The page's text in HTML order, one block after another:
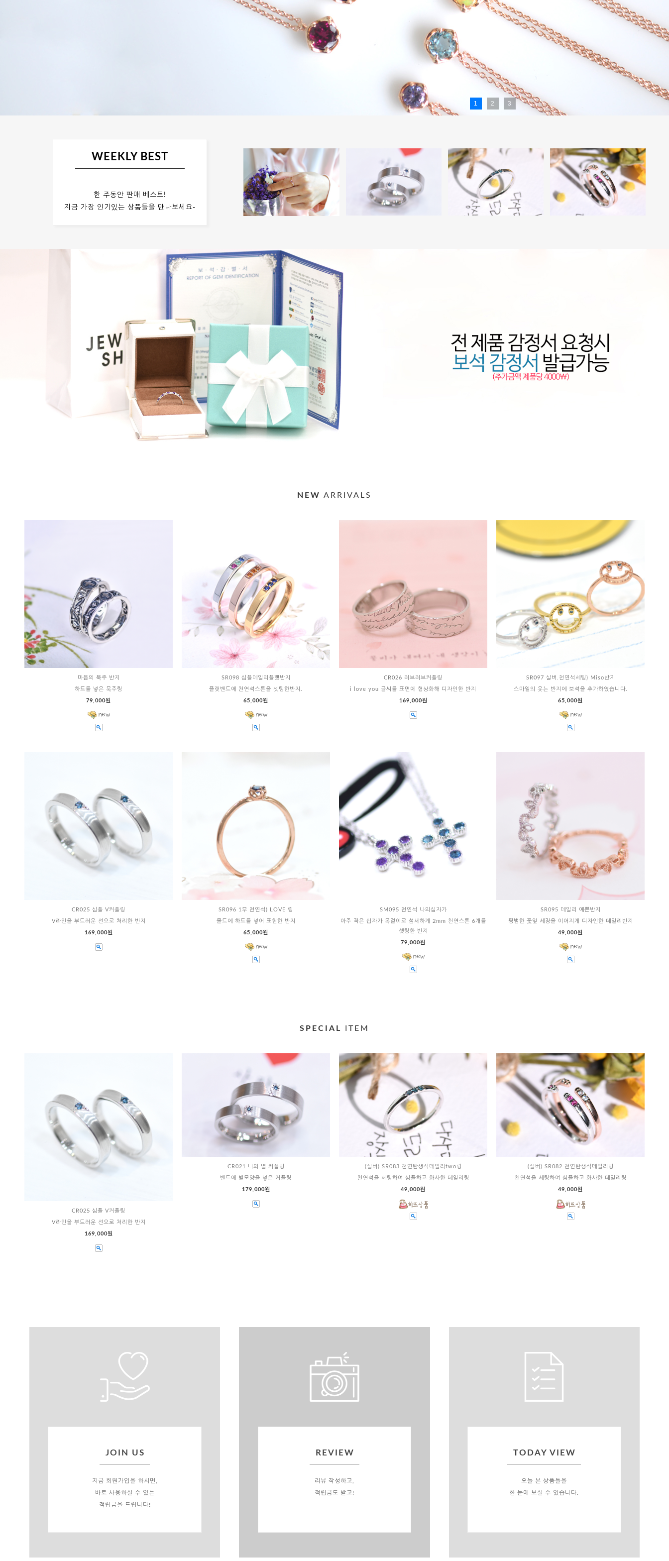
1 2 3
WEEKLY BEST
한 주동안 판매 베스트!
지금 가장 인기있는 상품들을 만나보세요-
NEW ARRIVALS
마음의 묵주 반지
하트를 넣은 묵주링
79,000원
SR098 심플데일리플랫반지
플랫밴드에 천연석스톤을 셋팅한반지.
65,000원
CR026 러브러브커플링
i love you 글씨를 표면에 형상화해 디자인한 반지
169,000원
SR097 실버.천연석세팅) Miso반지
스마일의 웃는 반지에 보석을 추가하였습니다.
65,000원
CR025 심플 V커플링
V라인을 부드러운 선으로 처리한 반지
169,000원
SR096 1부 천연석) LOVE 링
몰드에 하트를 넣어 표현한 반지
65,000원
SM095 천연석 나의십자가
아주 작은 십자가 목걸이로 섬세하게 2mm 천연스톤 6개를
셋팅한 반지
79,000원
SR095 데일리 예쁜반지
평범한 꽃잎 세장을 이어지게 디자인한 데일리반지
49,000원
SPECIAL ITEM
CR025 심플 V커플링
V라인을 부드러운 선으로 처리한 반지
169,000원
CR021 나의 별 커플링
밴드에 별모양을 넣은 커플링
179,000원
(실버) SR083 천연탄생석데일리two링
천연석을 세팅하여 심플하고 화사한 데일리링
49,000원
(실버) SR082 천연탄생석데일리링
천연석을 세팅하여 심플하고 화사한 데일리링
49,000원
JOIN US
지금 회원가입을 하시면,
바로 사용하실 수 있는
적립금을 드립니다!
REVIEW
리뷰 작성하고,
적립금도 받고!
TODAY VIEW
오늘 본 상품들을
한 눈에 보실 수 있습니다.